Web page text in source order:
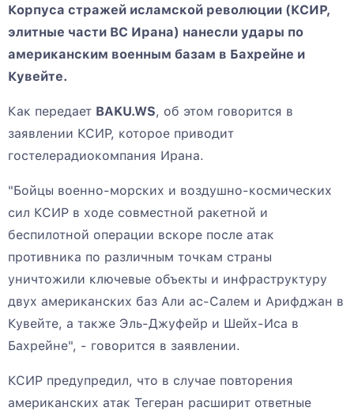
Корпуса стражей исламской революции (КСИР,
элитные части ВС Ирана) нанесли удары по
американским военным базам в Бахрейне и
Кувейте.
Как передает BAKU.WS, об этом говорится в
заявлении КСИР, которое приводит
гостелерадиокомпания Ирана.
"Бойцы военно-морских и воздушно-космических
сил КСИР в ходе совместной ракетной и
беспилотной операции вскоре после атак
противника по различным точкам страны
уничтожили ключевые объекты и инфраструктуру
двух американских баз Али ас-Салем и Арифджан в
Кувейте, а также Эль-Джуфейр и Шейх-Иса в
Бахрейне", - говорится в заявлении.
КСИР предупредил, что в случае повторения
американских атак Тегеран расширит ответные